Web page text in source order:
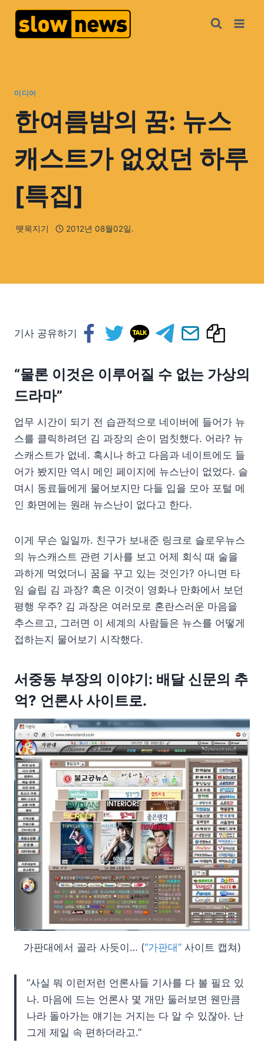
미디어
한여름밤의 꿈: 뉴스
캐스트가 없었던 하루
[특집]
뗏목지기 2012년 08월02일.
기사 공유하기
“물론 이것은 이루어질 수 없는 가상의
드라마”
업무 시간이 되기 전 습관적으로 네이버에 들어가 뉴
스를 클릭하려던 김 과장의 손이 멈칫했다. 어라? 뉴
스캐스트가 없네. 혹시나 하고 다음과 네이트에도 들
어가 봤지만 역시 메인 페이지에 뉴스난이 없었다. 슬
며시 동료들에게 물어보지만 다들 입을 모아 포털 메
인 화면에는 원래 뉴스난이 없다고 한다.
이게 무슨 일일까. 친구가 보내준 링크로 슬로우뉴스
의 뉴스캐스트 관련 기사를 보고 어제 회식 때 술을
과하게 먹었더니 꿈을 꾸고 있는 것인가? 아니면 타
임 슬립 김 과장? 혹은 이것이 영화나 만화에서 보던
평행 우주? 김 과장은 여러모로 혼란스러운 마음을
추스르고, 그러면 이 세계의 사람들은 뉴스를 어떻게
접하는지 물어보기 시작했다.
서중동 부장의 이야기: 배달 신문의 추
억? 언론사 사이트로.
가판대에서 골라 사듯이… (“가판대”사이트 캡쳐)
“사실 뭐 이런저런 언론사들 기사를 다 볼 필요 있
나. 마음에 드는 언론사 몇 개만 둘러보면 웬만큼
나라 돌아가는 얘기는 거지는 다 알 수 있잖아. 난
그게 제일 속 편하더라고.”